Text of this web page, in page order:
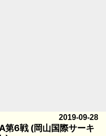
2019-09-28
第6戦 (岡山国際サーキ